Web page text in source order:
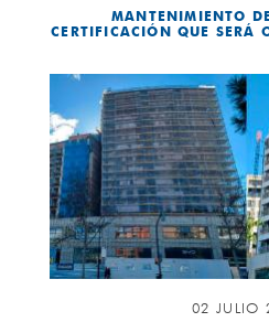
MANTENIMIENTO
CERTIFICACIÓN QUE SERÁ
02 JULIO